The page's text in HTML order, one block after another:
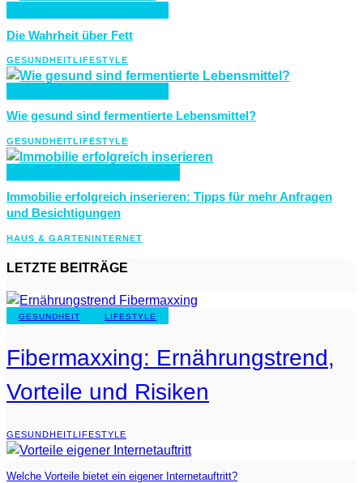
Die Wahrheit über Fett
GESUNDHEITLIFESTYLE
Wie gesund sind fermentierte Lebensmittel?
GESUNDHEITLIFESTYLE
Immobilie erfolgreich inserieren: Tipps für mehr Anfragen
und Besichtigungen
HAUS & GARTENINTERNET
LETZTE BEITRÄGE
GESUNDHEIT LIFESTYLE
Fibermaxxing: Ernährungstrend,
Vorteile und Risiken
GESUNDHEITLIFESTYLE
Welche Vorteile bietet ein eigener Internetauftritt?